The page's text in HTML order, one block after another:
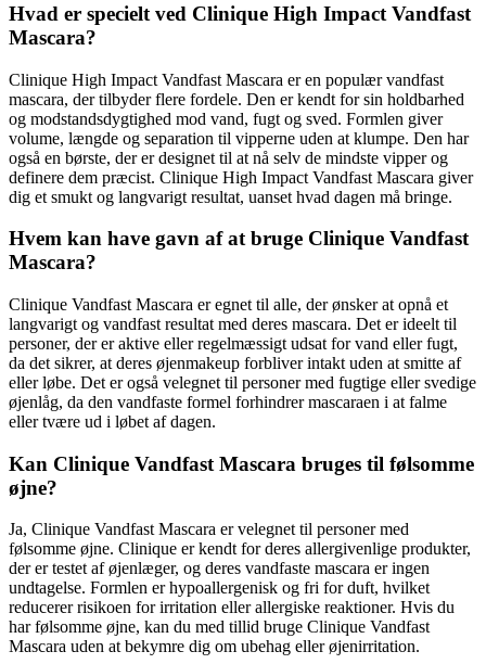
Hvad er specielt ved Clinique High Impact Vandfast
Mascara?
Clinique High Impact Vandfast Mascara er en populær vandfast
mascara, der tilbyder flere fordele. Den er kendt for sin holdbarhed
og modstandsdygtighed mod vand, fugt og sved. Formlen giver
volume, længde og separation til vipperne uden at klumpe. Den har
også en børste, der er designet til at nå selv de mindste vipper og
definere dem præcist. Clinique High Impact Vandfast Mascara giver
dig et smukt og langvarigt resultat, uanset hvad dagen må bringe.
Hvem kan have gavn af at bruge Clinique Vandfast
Mascara?
Clinique Vandfast Mascara er egnet til alle, der ønsker at opnå et
langvarigt og vandfast resultat med deres mascara. Det er ideelt til
personer, der er aktive eller regelmæssigt udsat for vand eller fugt,
da det sikrer, at deres øjenmakeup forbliver intakt uden at smitte af
eller løbe. Det er også velegnet til personer med fugtige eller svedige
øjenlåg, da den vandfaste formel forhindrer mascaraen i at falme
eller tvære ud i løbet af dagen.
Kan Clinique Vandfast Mascara bruges til følsomme
øjne?
Ja, Clinique Vandfast Mascara er velegnet til personer med
følsomme øjne. Clinique er kendt for deres allergivenlige produkter,
der er testet af øjenlæger, og deres vandfaste mascara er ingen
undtagelse. Formlen er hypoallergenisk og fri for duft, hvilket
reducerer risikoen for irritation eller allergiske reaktioner. Hvis du
har følsomme øjne, kan du med tillid bruge Clinique Vandfast
Mascara uden at bekymre dig om ubehag eller øjenirritation.